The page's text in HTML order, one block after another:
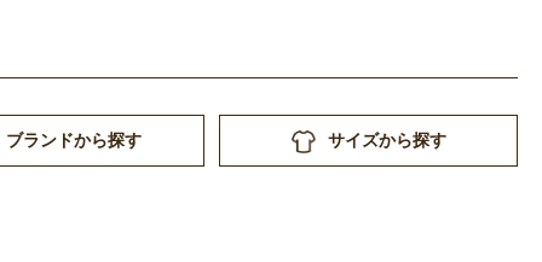
ブランドから探す サイズから探す